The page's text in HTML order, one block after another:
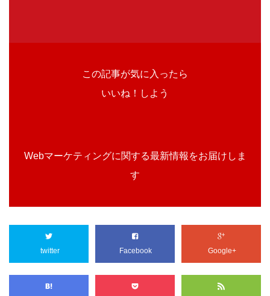
この記事が気に入ったら
いいね！しよう
Webマーケティングに関する最新情報をお届けしま
す
twitter Facebook Google+